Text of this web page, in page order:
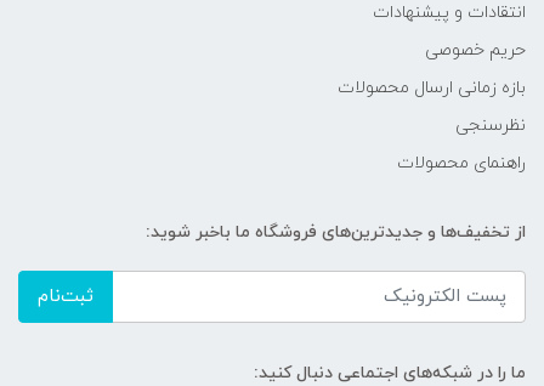
انتقادات و پیشنهادات
حریم خصوصی
بازه زمانی ارسال محصولات
نظرسنجی
راهنمای محصولات
از تخفیف‌ها و جدیدترین‌های فروشگاه ما باخبر شوید:
ثبت‌نام
ما را در شبکه‌های اجتماعی دنبال کنید: